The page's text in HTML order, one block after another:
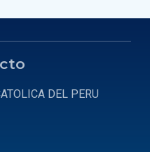
DEL PERU